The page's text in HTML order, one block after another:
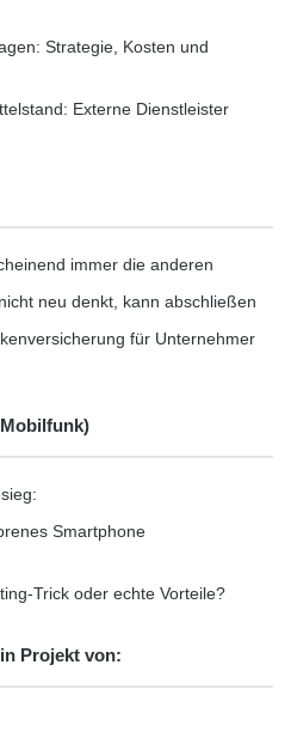
Strategie, Kosten und
Externe Dienstleister
immer die anderen
neu denkt, kann abschließen
für Unternehmer
Smartphone
Trick oder echte Vorteile?
Projekt von: